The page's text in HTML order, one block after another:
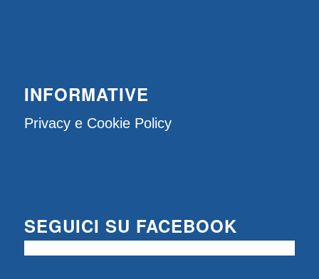
INFORMATIVE
Privacy e Cookie Policy
SEGUICI SU FACEBOOK